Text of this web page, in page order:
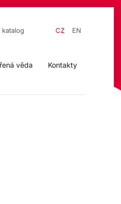
CZ EN
věda Kontakty